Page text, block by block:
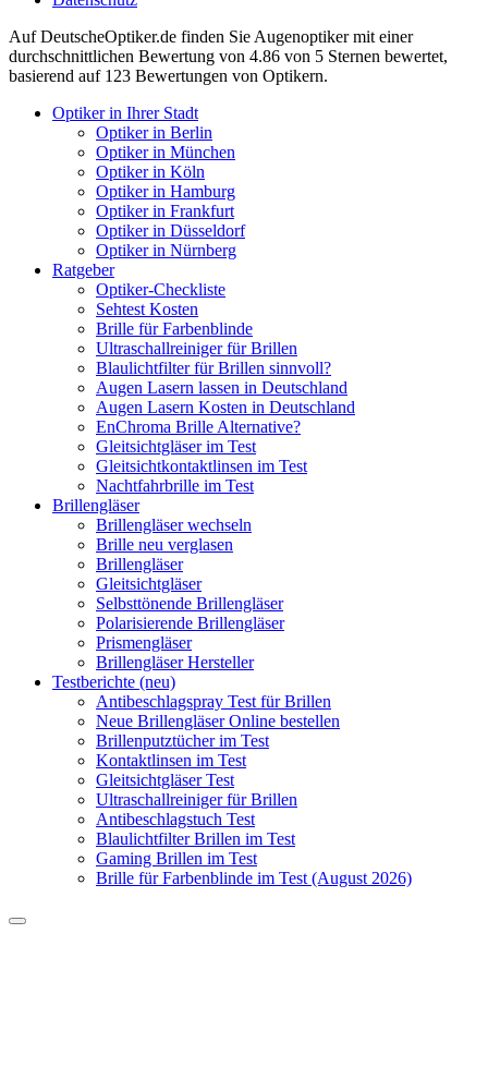
AufDeutscheOptiker.de finden Sie Augenoptiker mit einer
durchschnittlichen Bewertung von 4.86 von 5 Sternen bewertet,
basierend auf 123 Bewertungen von Optikern.
Optiker in Ihrer Stadt
Optiker in Berlin
Optiker in München
Optiker in Köln
Optiker in Hamburg
Optiker in Frankfurt
Optiker in Düsseldorf
Optiker in Nürnberg
Ratgeber
Optiker-Checkliste
Sehtest Kosten
Brille für Farbenblinde
Ultraschallreiniger für Brillen
Blaulichtfilter für Brillen sinnvoll?
Augen Lasern lassen in Deutschland
Augen Lasern Kosten in Deutschland
EnChroma Brille Alternative?
Gleitsichtgläser im Test
Gleitsichtkontaktlinsen im Test
Nachtfahrbrille im Test
Brillengläser
Brillengläser wechseln
Brille neu verglasen
Brillengläser
Gleitsichtgläser
Selbsttönende Brillengläser
Polarisierende Brillengläser
Prismengläser
Brillengläser Hersteller
Testberichte (neu)
Antibeschlagspray Test für Brillen
Neue Brillengläser Online bestellen
Brillenputztücher im Test
Kontaktlinsen im Test
Gleitsichtgläser Test
Ultraschallreiniger für Brillen
Antibeschlagstuch Test
Blaulichtfilter Brillen im Test
Gaming Brillen im Test
Brille für Farbenblinde im Test (August 2026)